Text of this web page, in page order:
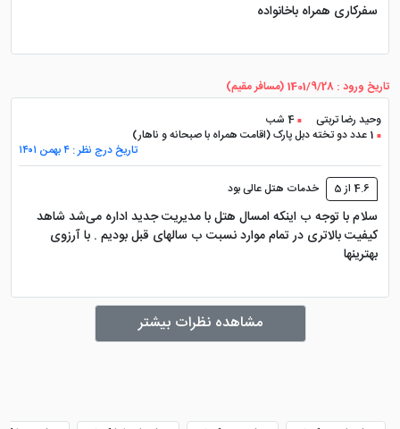
خلیج فارس یا محوطه سرسبز هتل دارند و همین موضوع،
برخی از محبوب ترین واحدهای اقامتی هتل عبارت اند از:
اتاق دبل رو به پارک
اتاق تویین رو به پارک
اتاق تویین رو به دریا
سوئیت دو خوابه
سفرکاری همراه باخانواده
تاریخ ورود : 1401/9/28 (مسافر مقیم)
وحید رضا تربتی
4 شب
1 عدد دو تخته دبل پارک (اقامت همراه با صبحانه و ناهار)
تاریخ درج نظر : ۴ بهمن ۱۴۰۱
4.6 از 5 خدمات هتل عالی بود
سلام با توجه ب اینکه امسال هتل با مدیریت جدید اداره می‌شد شاهد
کیفیت بالاتری در تمام موارد نسبت ب سالهای قبل بودیم . با آرزوی
بهترینها
مشاهده نظرات بیشتر